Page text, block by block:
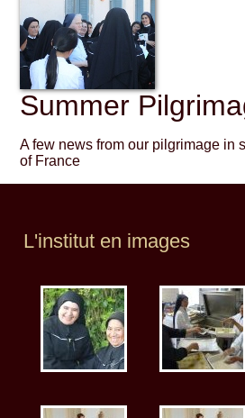
Summer
A few news from our pilgrimage in
of France
L'institut en images